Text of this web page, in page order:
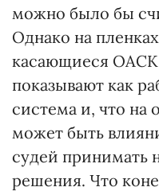
можно было бы
Однако на
касающиеся ОАСК
показывают как
система и, что на
может быть
судей принимать
решения. Что